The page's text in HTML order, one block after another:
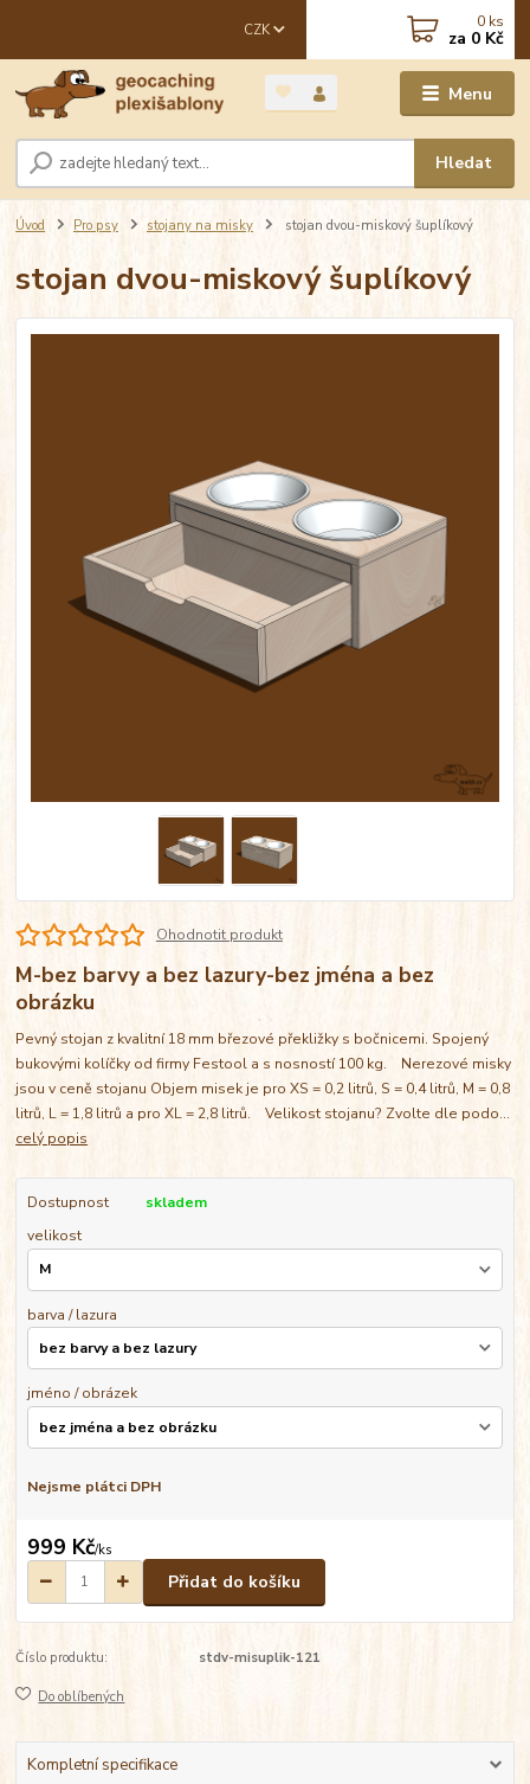
Menu
CZK
Hledat
0 ks
za 0 Kč
Úvod Pro psy stojany na misky stojan dvou-miskový šuplíkový
stojan dvou-miskový šuplíkový
Ohodnotit produkt
M-bez barvy a bez lazury-bez jména a bez
obrázku
Pevný stojan z kvalitní 18 mm březové překližky s bočnicemi. Spojený
bukovými kolíčky od firmy Festool a s nosností 100 kg. Nerezové misky
jsou v ceně stojanu Objem misek je pro XS = 0,2 litrů, S = 0,4 litrů, M = 0,8
litrů, L = 1,8 litrů a pro XL = 2,8 litrů. Velikost stojanu? Zvolte dle podo...
celý popis
Dostupnost
skladem
velikost
barva / lazura
jméno / obrázek
Nejsme plátci DPH
999 Kč/ks
Přidat do košíku
Číslo produktu: stdv-misuplik-121
Do oblíbených
Kompletní specifikace